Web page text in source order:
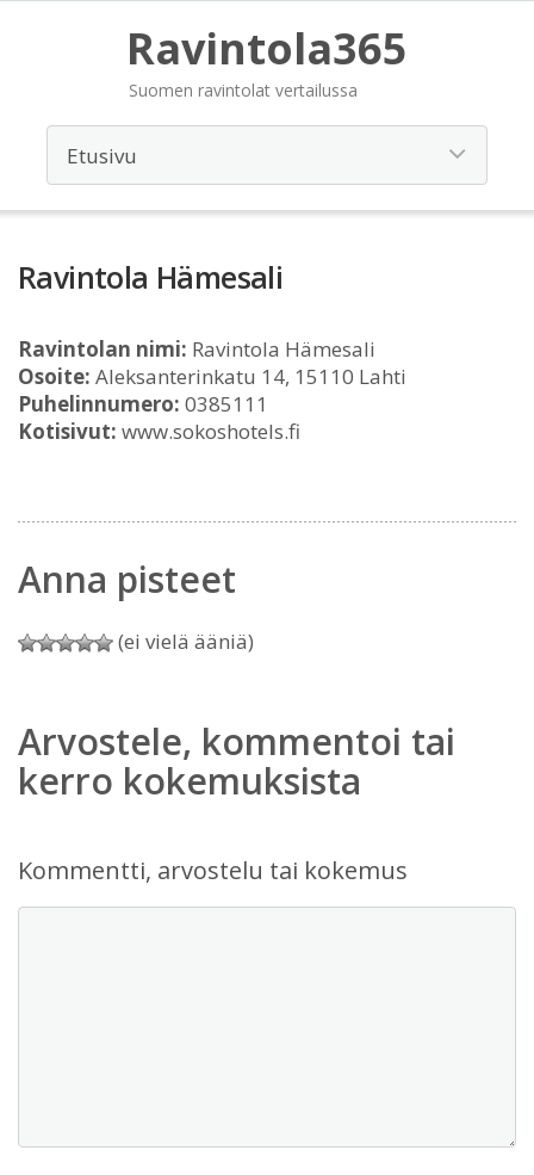
Ravintola365
Suomen ravintolat vertailussa
Ravintola Hämesali
Ravintolan nimi: Ravintola Hämesali
Osoite: Aleksanterinkatu 14, 15110 Lahti
Puhelinnumero: 0385111
Kotisivut: www.sokoshotels.fi
Anna pisteet
(ei vielä ääniä)
Arvostele, kommentoi tai
kerro kokemuksista
Kommentti, arvostelu tai kokemus